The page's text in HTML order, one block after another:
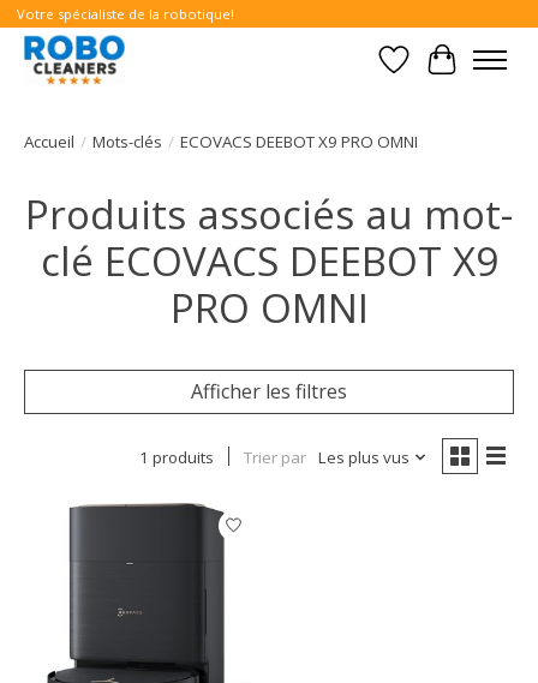
Votre spécialiste de la robotique!
Liste dePanier
Accueil / Mots-clés / ECOVACS DEEBOT X9 PRO OMNI
Produits associés au mot-
clé ECOVACS DEEBOT X9
PRO OMNI
Afficher les filtres
1 produits Trier par Les plus vus